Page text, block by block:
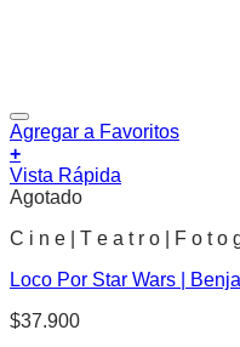
Agregar a Favoritos
+
Vista Rápida
Agotado
C i n e | T e a t r o | F o t o g
Loco Por Star Wars |
$37.900